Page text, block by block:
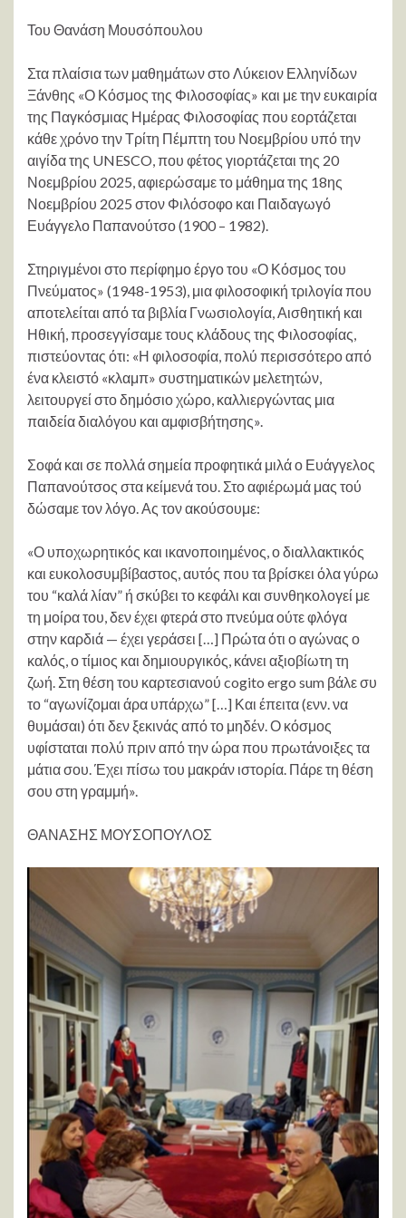
Του Θανάση Μουσόπουλου
Στα πλαίσια των μαθημάτων στο Λύκειον Ελληνίδων
Ξάνθης «Ο Κόσμος της Φιλοσοφίας» και με την ευκαιρία
της Παγκόσμιας Ημέρας Φιλοσοφίας που εορτάζεται
κάθε χρόνο την Τρίτη Πέμπτη του Νοεμβρίου υπό την
αιγίδα της UNESCO, που φέτος γιορτάζεται της 20
Νοεμβρίου 2025, αφιερώσαμε το μάθημα της 18ης
Νοεμβρίου 2025 στον Φιλόσοφο και Παιδαγωγό
Ευάγγελο Παπανούτσο (1900 – 1982).
Στηριγμένοι στο περίφημο έργο του «Ο Κόσμος του
Πνεύματος» (1948-1953), μια φιλοσοφική τριλογία που
αποτελείται από τα βιβλία Γνωσιολογία, Αισθητική και
Ηθική, προσεγγίσαμε τους κλάδους της Φιλοσοφίας,
πιστεύοντας ότι: «Η φιλοσοφία, πολύ περισσότερο από
ένα κλειστό «κλαμπ» συστηματικών μελετητών,
λειτουργεί στο δημόσιο χώρο, καλλιεργώντας μια
παιδεία διαλόγου και αμφισβήτησης».
Σοφά και σε πολλά σημεία προφητικά μιλά ο Ευάγγελος
Παπανούτσος στα κείμενά του. Στο αφιέρωμά μας τού
δώσαμε τον λόγο. Ας τον ακούσουμε:
«Ο υποχωρητικός και ικανοποιημένος, ο διαλλακτικός
και ευκολοσυμβίβαστος, αυτός που τα βρίσκει όλα γύρω
του “καλά λίαν” ή σκύβει το κεφάλι και συνθηκολογεί με
τη μοίρα του, δεν έχει φτερά στο πνεύμα ούτε φλόγα
στην καρδιά — έχει γεράσει […] Πρώτα ότι ο αγώνας ο
καλός, ο τίμιος και δημιουργικός, κάνει αξιοβίωτη τη
ζωή. Στη θέση του καρτεσιανού cogito ergo sum βάλε συ
το “αγωνίζομαι άρα υπάρχω” […] Και έπειτα (ενν. να
θυμάσαι) ότι δεν ξεκινάς από το μηδέν. Ο κόσμος
υφίσταται πολύ πριν από την ώρα που πρωτάνοιξες τα
μάτια σου. Έχει πίσω του μακράν ιστορία. Πάρε τη θέση
σου στη γραμμή».
ΘΑΝΑΣΗΣ ΜΟΥΣΟΠΟΥΛΟΣ